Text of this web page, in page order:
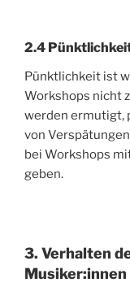
2.4
Pünktlichkeit ist
Workshops nicht
werden ermutigt,
von
bei Workshops
geben.
3. Verhalten